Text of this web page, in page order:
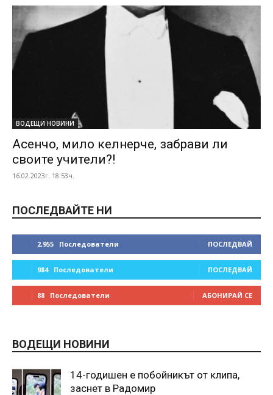
ВОДЕЩИ НОВИНИ
Асенчо, мило келнерче, забрави ли
своите учители?!
16.02.2023г. 18:53ч.
ПОСЛЕДВАЙТЕ НИ
2,955 Последователи ПОСЛЕДВАЙ
984 Последователи ПОСЛЕДВАЙ
88 Последователи АБОНИРАЙ СЕ
ВОДЕЩИ НОВИНИ
14-годишен е побойникът от клипа,
заснет в Радомир